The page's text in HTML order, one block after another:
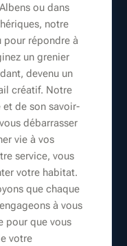
ou dans
notre
pour répondre à
un grenier
devenu un
créatif. Notre
de son savoir-
débarrasser
vie à vos
service, vous
votre habitat.
que chaque
à vous
pour que vous
votre